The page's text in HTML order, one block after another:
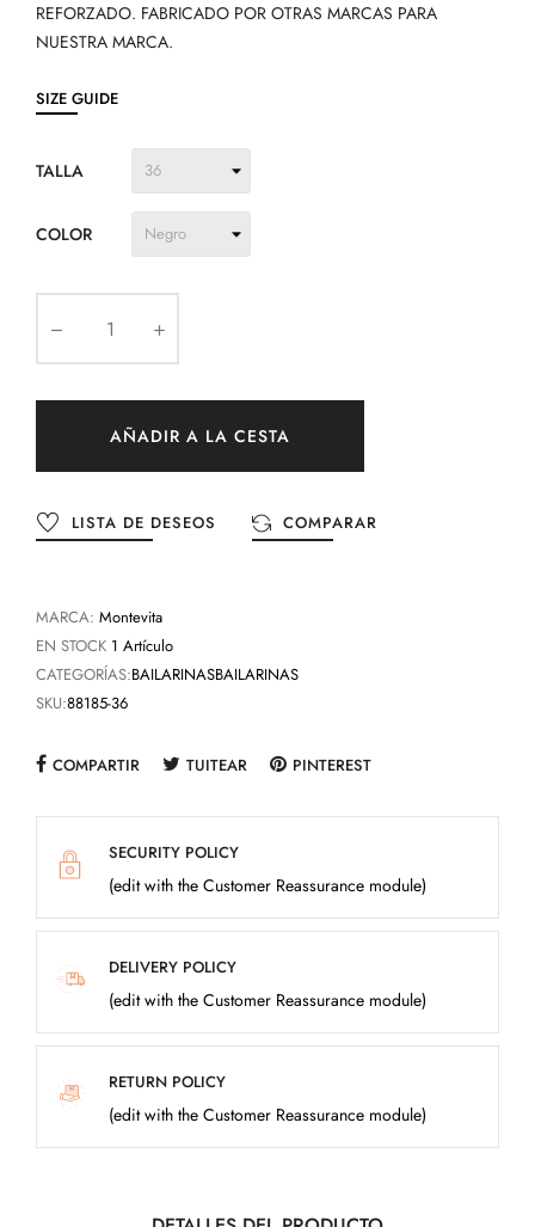
REFORZADO. FABRICADO POR OTRAS MARCAS PARA
NUESTRA MARCA.
SIZE GUIDE
TALLA
COLOR
AÑADIR A LA CESTA
LISTA DE DESEOS COMPARAR
MARCA: Montevita
EN STOCK 1 Artículo
CATEGORÍAS:BAILARINASBAILARINAS
SKU:88185-36
COMPARTIR TUITEAR PINTEREST
SECURITY POLICY
(edit with the Customer Reassurance module)
DELIVERY POLICY
(edit with the Customer Reassurance module)
RETURN POLICY
(edit with the Customer Reassurance module)